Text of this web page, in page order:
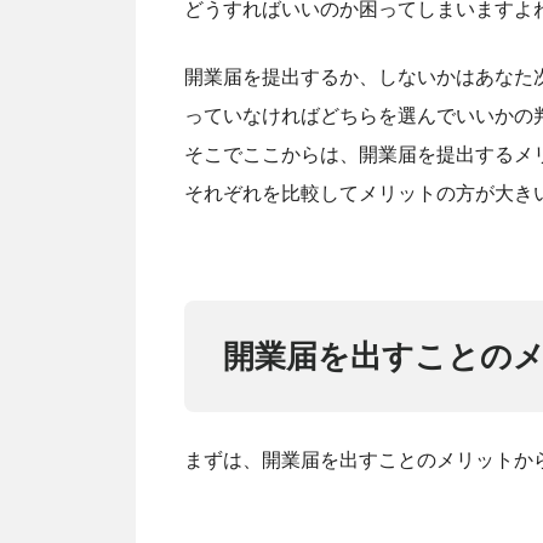
どうすればいいのか困ってしまいますよ
開業届を提出するか、しないかはあな
っていなければどちらを選んでいいかの
そこでここからは、開業届を提出する
それぞれを比較してメリットの方が大
開業届を出すことの
まずは、開業届を出すことのメリット